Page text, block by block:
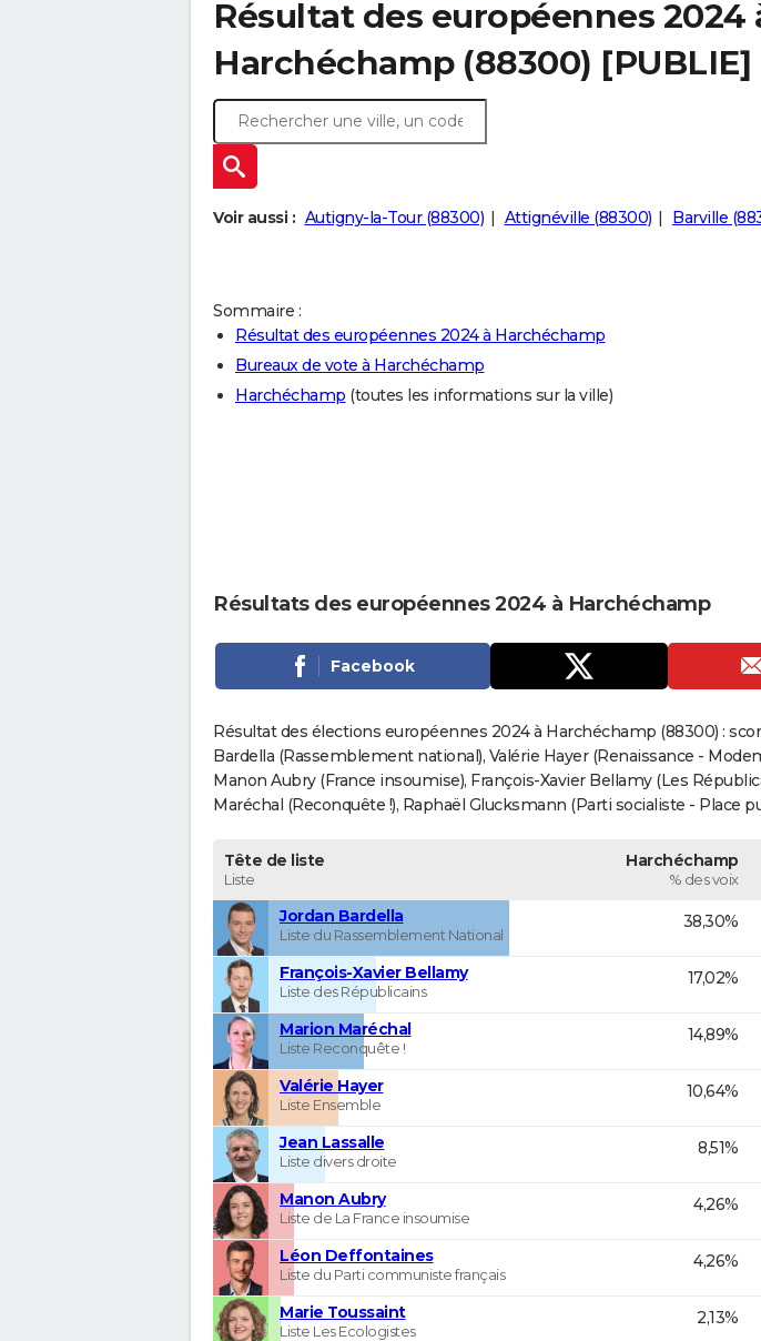
Résultat des européennes 2024
Harchéchamp (88300) [PUBLIE]
Voir aussi : Autigny-la-Tour (88300) Attignéville (88300) Barville
Sommaire :
Résultat des européennes 2024 à Harchéchamp
Bureaux de vote à Harchéchamp
Harchéchamp (toutes les informations sur la ville)
Résultats des européennes 2024 à Harchéchamp
Facebook
Résultat des élections européennes 2024 à Harchéchamp (88300) :
Bardella (Rassemblement national), Valérie Hayer (Renaissance -
Manon Aubry (France insoumise), François-Xavier Bellamy (Les
Maréchal (Reconquête !), Raphaël Glucksmann (Parti socialiste - Place
Tête de liste
Liste
Harchéchamp
% des voix
Jordan Bardella
Liste du Rassemblement National
38,30%
François-Xavier Bellamy
Liste des Républicains
17,02%
Marion Maréchal
Liste Reconquête !
14,89%
Valérie Hayer
Liste Ensemble
10,64%
Jean Lassalle
Liste divers droite
8,51%
Manon Aubry
Liste de La France insoumise
4,26%
Léon Deffontaines
Liste du Parti communiste français
4,26%
Marie Toussaint
Liste Les Ecologistes
2,13%